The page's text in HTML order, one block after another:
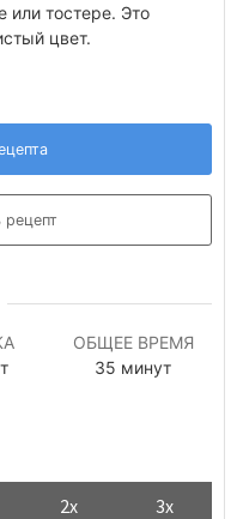
или тостере. Это
цвет.
рецепт
ОБЩЕЕ ВРЕМЯ
35 минуты
минут
2x 3x